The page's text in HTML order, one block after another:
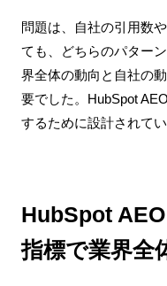
問題は、自社の引用数
ても、どちらのパター
界全体の動向と自社の
要でした。HubSpot
するために設計されてい
HubSpot
指標で業界全